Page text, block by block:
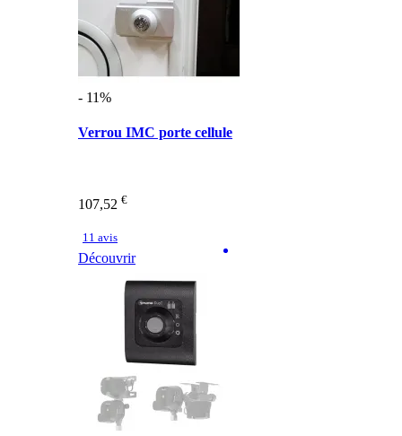
- 11%
Verrou IMC porte cellule
107,52 €
11 avis
Découvrir